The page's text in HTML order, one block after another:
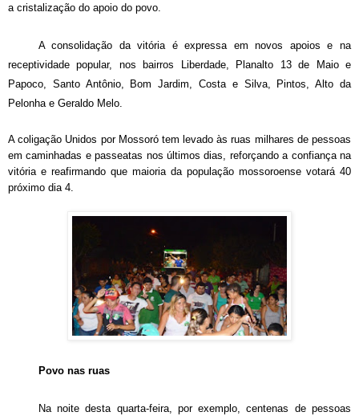
a cristalização do apoio do povo.
A consolidação da vitória é expressa em novos apoios e na
receptividade popular, nos bairros Liberdade, Planalto 13 de Maio e
Papoco, Santo Antônio, Bom Jardim, Costa e Silva, Pintos, Alto da
Pelonha e Geraldo Melo.
A coligação Unidos por Mossoró tem levado às ruas milhares de pessoas
em caminhadas e passeatas nos últimos dias, reforçando a confiança na
vitória e reafirmando que maioria da população mossoroense votará 40
próximo dia 4.
Povo nas ruas
Na noite desta quarta-feira, por exemplo, centenas de pessoas